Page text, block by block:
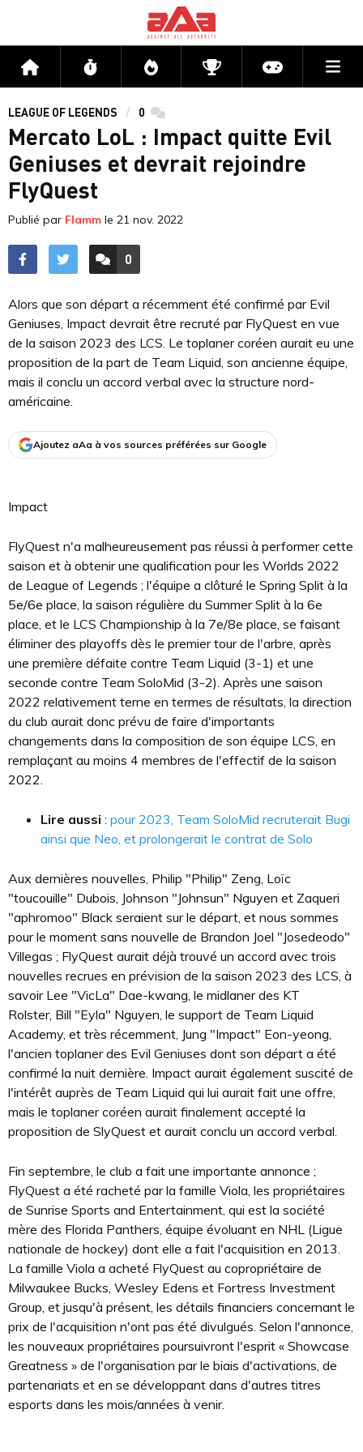
Accueil Flux Directs CompétitionsActu jeux
LEAGUE OF LEGENDS 0 commentaires
Mercato LoL : Impact quitte Evil
Geniuses et devrait rejoindre
FlyQuest
Publié par Flamm le 21 nov. 2022
ACCÉDER AUX
0
COMMENTAIRES
Alors que son départ a récemment été confirmé par Evil
Geniuses, Impact devrait être recruté par FlyQuest en vue
de la saison 2023 des LCS. Le toplaner coréen aurait eu une
proposition de la part de Team Liquid, son ancienne équipe,
mais il conclu un accord verbal avec la structure nord-
américaine.
Ajoutez aAa à vos sources préférées sur Google
Impact
FlyQuest n'a malheureusement pas réussi à performer cette
saison et à obtenir une qualification pour les Worlds 2022
de League of Legends ; l'équipe a clôturé le Spring Split à la
5e/6e place, la saison régulière du Summer Split à la 6e
place, et le LCS Championship à la 7e/8e place, se faisant
éliminer des playoffs dès le premier tour de l'arbre, après
une première défaite contre Team Liquid (3-1) et une
seconde contre Team SoloMid (3-2). Après une saison
2022 relativement terne en termes de résultats, la direction
du club aurait donc prévu de faire d'importants
changements dans la composition de son équipe LCS, en
remplaçant au moins 4 membres de l'effectif de la saison
2022.
Lire aussi : pour 2023, Team SoloMid recruterait Bugi
ainsi que Neo, et prolongerait le contrat de Solo
Aux dernières nouvelles, Philip "Philip" Zeng, Loïc
"toucouille" Dubois, Johnson "Johnsun" Nguyen et Zaqueri
"aphromoo" Black seraient sur le départ, et nous sommes
pour le moment sans nouvelle de Brandon Joel "Josedeodo"
Villegas ; FlyQuest aurait déjà trouvé un accord avec trois
nouvelles recrues en prévision de la saison 2023 des LCS, à
savoir Lee "VicLa" Dae-kwang, le midlaner des KT
Rolster, Bill "Eyla" Nguyen, le support de Team Liquid
Academy, et très récemment, Jung "Impact" Eon-yeong,
l'ancien toplaner des Evil Geniuses dont son départ a été
confirmé la nuit dernière. Impact aurait également suscité de
l'intérêt auprès de Team Liquid qui lui aurait fait une offre,
mais le toplaner coréen aurait finalement accepté la
proposition de SlyQuest et aurait conclu un accord verbal.
Fin septembre, le club a fait une importante annonce ;
FlyQuest a été racheté par la famille Viola, les propriétaires
de Sunrise Sports and Entertainment, qui est la société
mère des Florida Panthers, équipe évoluant en NHL (Ligue
nationale de hockey) dont elle a fait l'acquisition en 2013.
La famille Viola a acheté FlyQuest au copropriétaire de
Milwaukee Bucks, Wesley Edens et Fortress Investment
Group, et jusqu'à présent, les détails financiers concernant le
prix de l'acquisition n'ont pas été divulgués. Selon l'annonce,
les nouveaux propriétaires poursuivront l'esprit « Showcase
Greatness » de l'organisation par le biais d'activations, de
partenariats et en se développant dans d'autres titres
esports dans les mois/années à venir.